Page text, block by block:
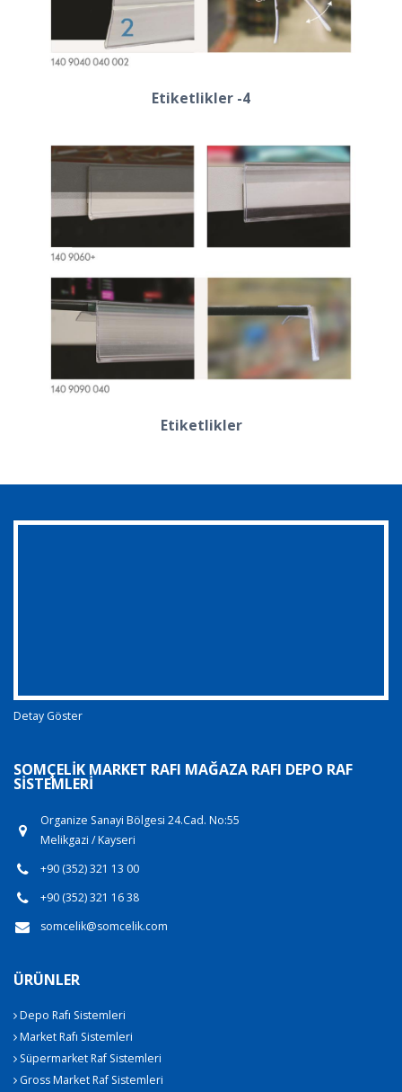
Etiketlikler -4
Etiketlikler
Detay Göster
SOMÇELIK MARKET RAFI MAĞAZA RAFI DEPO RAF
SISTEMLERI
Organize Sanayi Bölgesi 24.Cad. No:55
Melikgazi / Kayseri
+90 (352) 321 13 00
+90 (352) 321 16 38
somcelik@somcelik.com
ÜRÜNLER
Depo Rafı Sistemleri
Market Rafı Sistemleri
Süpermarket Raf Sistemleri
Gross Market Raf Sistemleri